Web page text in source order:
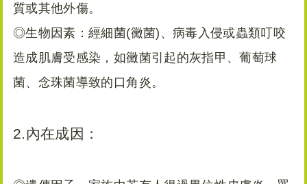
質或其他外傷。
◎生物因素：經細菌(黴菌)、病毒入侵或蟲類叮咬
造成肌膚受感染，如黴菌引起的灰指甲、葡萄球
菌、念珠菌導致的口角炎。
2.內在成因：